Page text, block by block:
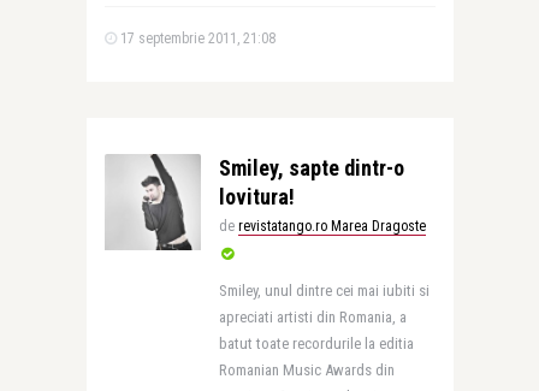
17 septembrie 2011, 21:08
Smiley, sapte dintr-o
lovitura!
de revistatango.ro Marea Dragoste
Smiley, unul dintre cei mai iubiti si
apreciati artisti din Romania, a
batut toate recordurile la editia
Romanian Music Awards din